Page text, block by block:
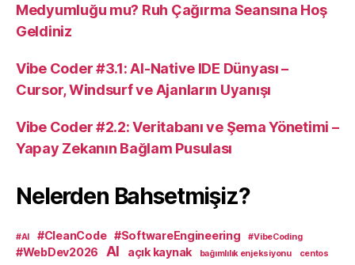
Medyumluğu mu? Ruh Çağırma Seansına Hoş
Geldiniz
Vibe Coder #3.1: AI-Native IDE Dünyası –
Cursor, Windsurf ve Ajanların Uyanışı
Vibe Coder #2.2: Veritabanı ve Şema Yönetimi –
Yapay Zekanın Bağlam Pusulası
Nelerden Bahsetmişiz?
#AI #CleanCode #SoftwareEngineering #VibeCoding
#WebDev2026 AI açık kaynak bağımlılık enjeksiyonu
centos